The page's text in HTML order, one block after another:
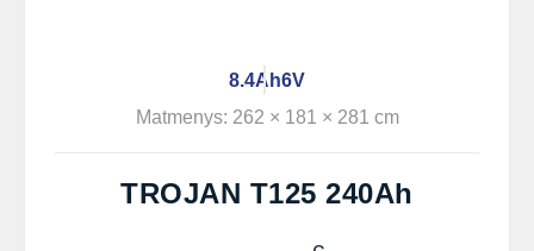
8.4Ah6V
Matmenys: 262 × 181 × 281 cm
TROJAN T125 240Ah